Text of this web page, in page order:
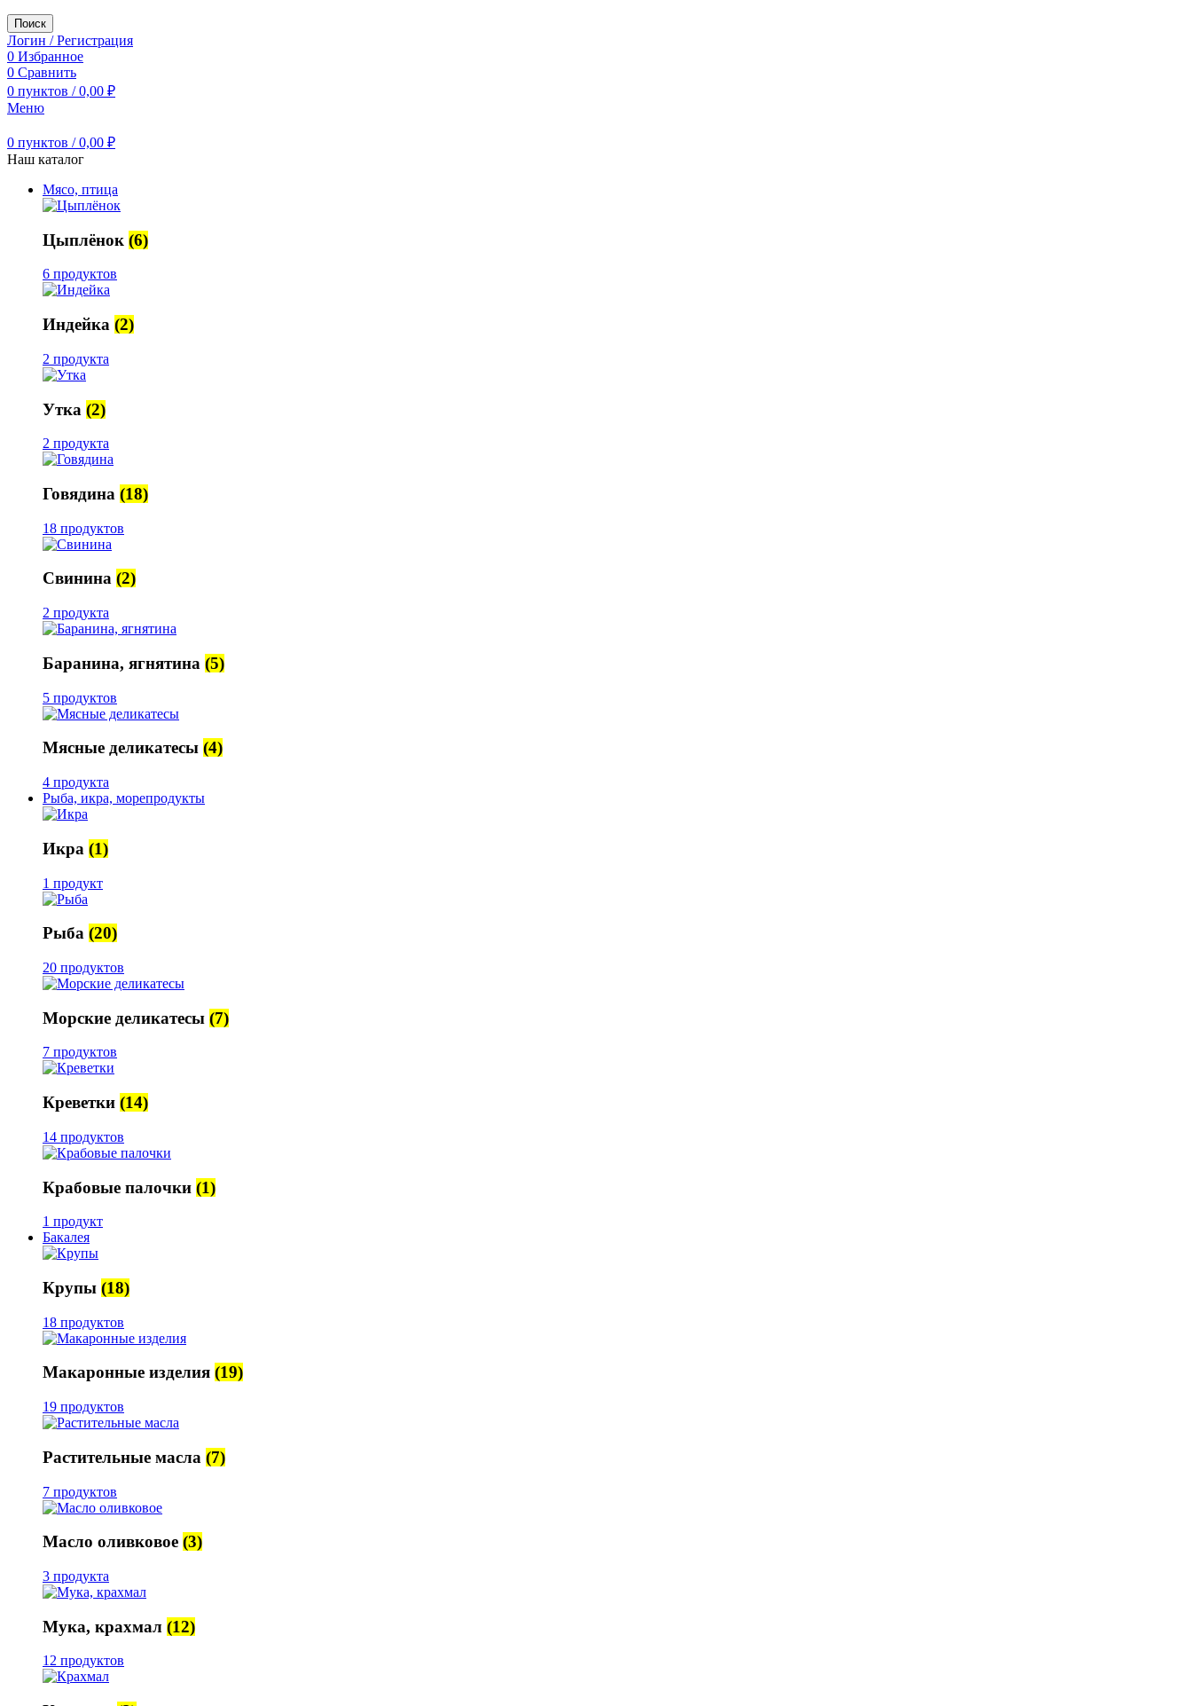
Поиск
Логин / Регистрация
0 Избранное
0 Сравнить
0 пунктов / 0,00 ₽
Меню
0 пунктов / 0,00 ₽
Наш каталог
Мясо, птица
Цыплёнок (6)
6 продуктов
Индейка (2)
2 продукта
Утка (2)
2 продукта
Говядина (18)
18 продуктов
Свинина (2)
2 продукта
Баранина, ягнятина (5)
5 продуктов
Мясные деликатесы (4)
4 продукта
Рыба, икра, морепродукты
Икра (1)
1 продукт
Рыба (20)
20 продуктов
Морские деликатесы (7)
7 продуктов
Креветки (14)
14 продуктов
Крабовые палочки (1)
1 продукт
Бакалея
Крупы (18)
18 продуктов
Макаронные изделия (19)
19 продуктов
Растительные масла (7)
7 продуктов
Масло оливковое (3)
3 продукта
Мука, крахмал (12)
12 продуктов